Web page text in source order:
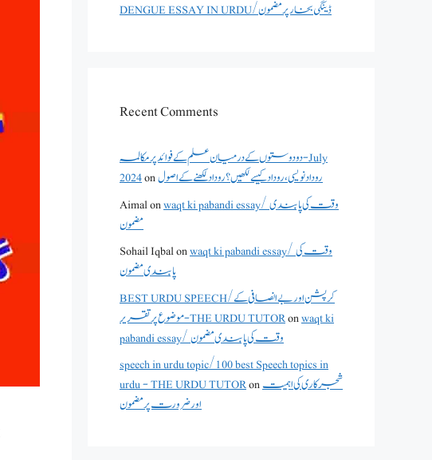
DENGUE ESSAY IN URDU/ڈینگی بخار پر مضمون
Recent Comments
دو دوستوں کے درمیان علم کے فوائد پر مکالمہ - July
2024onروداد نویسی ،روداد کیسے لکھیں؟ روداد لکھنے کے اصول
Aimalonwaqt ki pabandi essay/ وقت کی پابندی
مضمون
Sohail Iqbalonwaqt ki pabandi essay/ وقت کی
پابندی مضمون
BEST URDU SPEECH/کرپشن اور بے انصافی کے
موضوع پر تقریر - THE URDU TUTORonwaqt ki
pabandi essay/ وقت کی پابندی مضمون
speech in urdu topic/100 best Speech topics in
urdu - THE URDU TUTORonشجرکاری کی اہمیت
اور ضرورت پر مضمون